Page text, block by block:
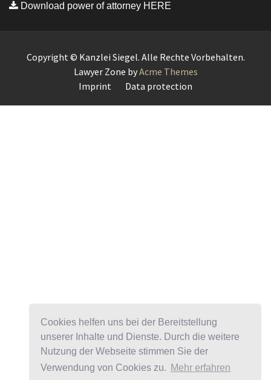
Cookies helfen uns bei der Bereitstellung
unserer Inhalte und Dienste. Durch die weitere
Nutzung der Webseite stimmen Sie der
Verwendung von Cookies zu. Mehr erfahren
Download power of attorney HERE
Copyright © Kanzlei Siegel. Alle Rechte Vorbehalten.
Lawyer Zone byAcme Themes
Imprint
Data protection